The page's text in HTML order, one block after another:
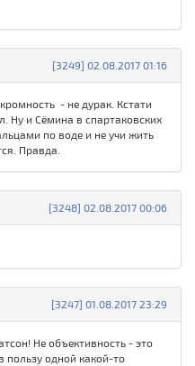
[3249] 02.08.2017 01:16
- не дурак. Кстати
Ну и Сёмина в спартаковских
по воде и не учи жить
Правда.
[3248] 02.08.2017 00:06
[3247] 01.08.2017 23:29
Не объективность - это
пользу одной какой-то